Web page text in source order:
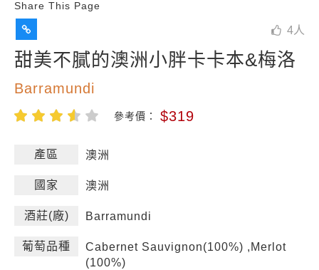
Share This Page
4人
甜美不膩的澳洲小胖卡卡本&梅洛
Barramundi
參考價： $319
產區 澳洲
國家 澳洲
酒莊(廠) Barramundi
葡萄品種
Cabernet Sauvignon(100%) ,Merlot
(100%)